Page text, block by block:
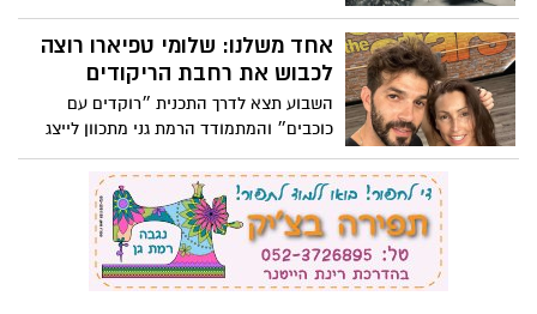
עם סינגל בחוץ, עובדת על שירים חדשים
ובקרוב תככב על המסך
אחד משלנו: שלומי טפיארו רוצה
לכבוש את רחבת הריקודים
השבוע תצא לדרך התכנית ״רוקדים עם
כוכבים״ והמתמודד הרמת גני מתכוון לייצג
אותנו בכבוד - עד הסוף